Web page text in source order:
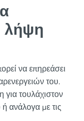
λήψη
να επηρεάσει
του.
για τουλάχιστον
ανάλογα με τις